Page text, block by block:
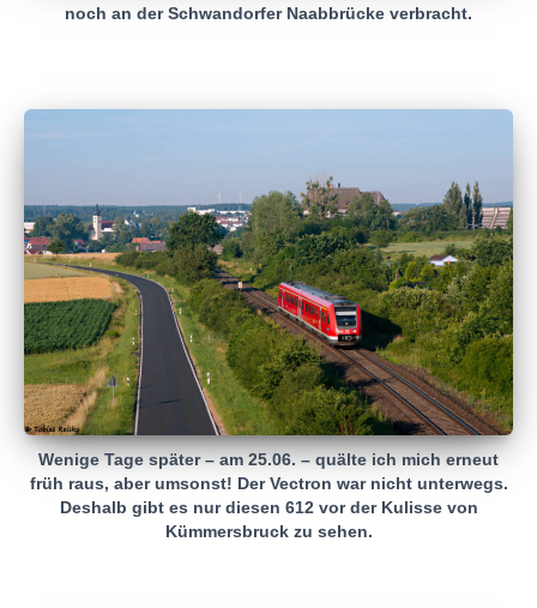
noch an der Schwandorfer Naabbrücke verbracht.
Wenige Tage später – am 25.06. – quälte ich mich erneut
früh raus, aber umsonst! Der Vectron war nicht unterwegs.
Deshalb gibt es nur diesen 612 vor der Kulisse von
Kümmersbruck zu sehen.